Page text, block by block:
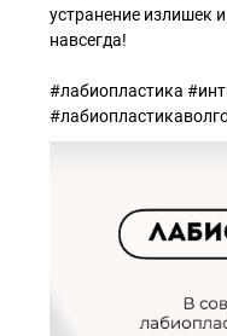
устранение излишек
навсегда!
#лабиопластика